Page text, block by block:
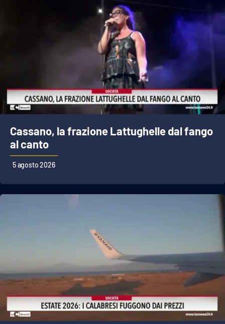
Cassano, la frazione Lattughelle dal fango
al canto
5 agosto 2026